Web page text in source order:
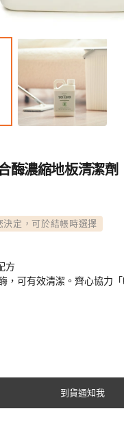
媒
體
案
酶濃縮地板清潔劑
決定，可於結帳時選擇
方
，可有效清潔。齊心協力
需稀釋
境
圍安全使用並可長期使用
物或難聞的氣味
到貨通知我